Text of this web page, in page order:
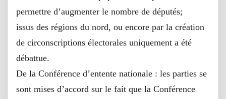
permettre d’augmenter le nombre de députés;
issus des régions du nord, ou encore par la création
de circonscriptions électorales uniquement a été
débattue.
De la Conférence d’entente nationale : les parties se
sont mises d’accord sur le fait que la Conférence